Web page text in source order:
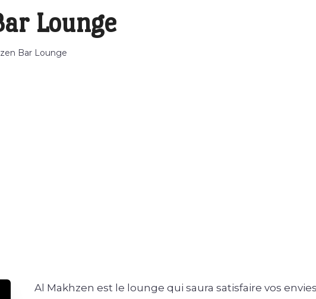
Lounge
Bar Lounge
Al Makhzen est le lounge qui saura satisfaire vos